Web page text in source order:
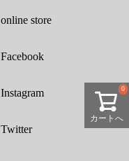
カートへ
0
online store
Facebook
Instagram
Twitter